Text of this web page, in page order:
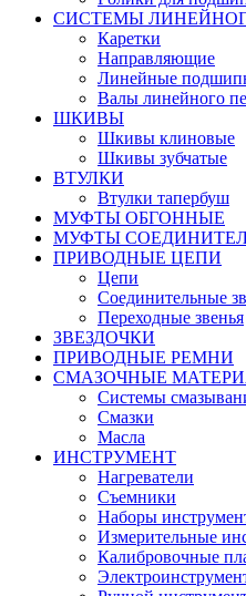
СИСТЕМЫ
Каретки
Направляющие
Линейные
Валы линейного
ШКИВЫ
Шкивы клиновые
Шкивы зубчатые
ВТУЛКИ
Втулки тапербуш
МУФТЫ ОБГОННЫЕ
МУФТЫ
ПРИВОДНЫЕ ЦЕПИ
Цепи
Соединительные
Переходные звенья
ЗВЕЗДОЧКИ
ПРИВОДНЫЕ РЕМНИ
СМАЗОЧНЫЕ
Системы
Смазки
Масла
ИНСТРУМЕНТ
Нагреватели
Съемники
Наборы
Измерительные
Калибровочные